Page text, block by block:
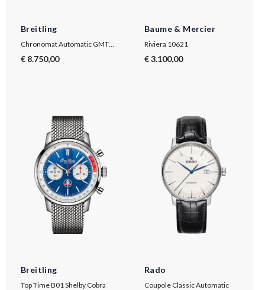
Breitling
€ 8.750,00
Baume & Mercier
Riviera 10621
€ 3.100,00
Breitling
Top Time B01 Shelby Cobra
Rado
Coupole Classic Automatic